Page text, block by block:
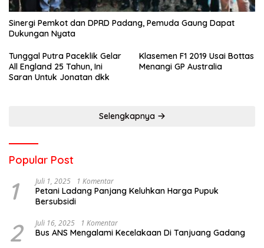
Sinergi Pemkot dan DPRD Padang, Pemuda Gaung Dapat
Dukungan Nyata
Tunggal Putra Paceklik Gelar
All England 25 Tahun, Ini
Saran Untuk Jonatan dkk
Klasemen F1 2019 Usai Bottas
Menangi GP Australia
Selengkapnya
Popular Post
1 Juli 1, 2025 1 Komentar
Petani Ladang Panjang Keluhkan Harga Pupuk
Bersubsidi
2 Juli 16, 2025 1 Komentar
Bus ANS Mengalami Kecelakaan Di Tanjuang Gadang